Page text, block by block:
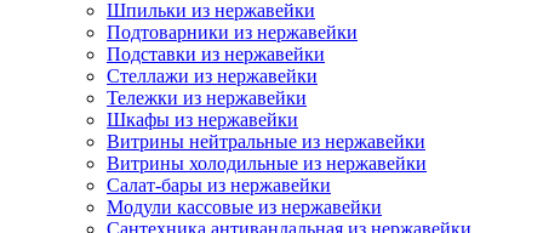
Шпильки из нержавейки
Подтоварники из нержавейки
Подставки из нержавейки
Стеллажи из нержавейки
Тележки из нержавейки
Шкафы из нержавейки
Витрины нейтральные из нержавейки
Витрины холодильные из нержавейки
Салат-бары из нержавейки
Модули кассовые из нержавейки
Сантехника антивандальная из нержавейки